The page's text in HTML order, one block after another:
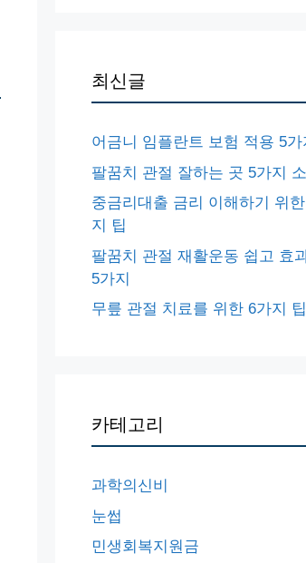
최신글
어금니 임플란트 보험 적용 5가
팔꿈치 관절 잘하는 곳 5가지
중금리대출 금리 이해하기 위
지 팁
팔꿈치 관절 재활운동 쉽고 효
5가지
무릎 관절 치료를 위한 6가지 팁
카테고리
과학의신비
눈썹
민생회복지원금